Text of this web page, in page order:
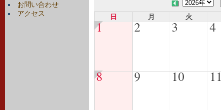
お問い合わせ
アクセス
日 月 火
1 2 3 4
8 9 10